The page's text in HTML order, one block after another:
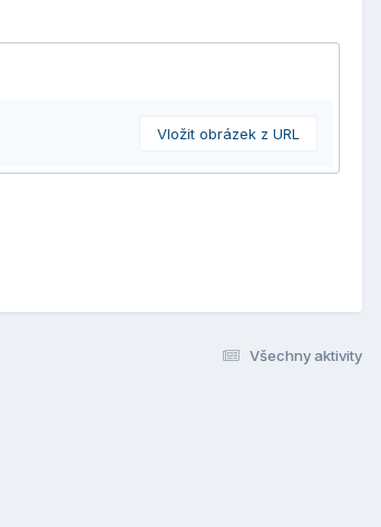
Vložit obrázek z URL
Všechny aktivity